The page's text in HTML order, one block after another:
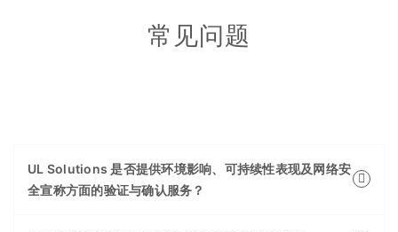
常见问题
UL Solutions 是否提供环境影响、可持续性表现及网络安
全宣称方面的验证与确认服务？